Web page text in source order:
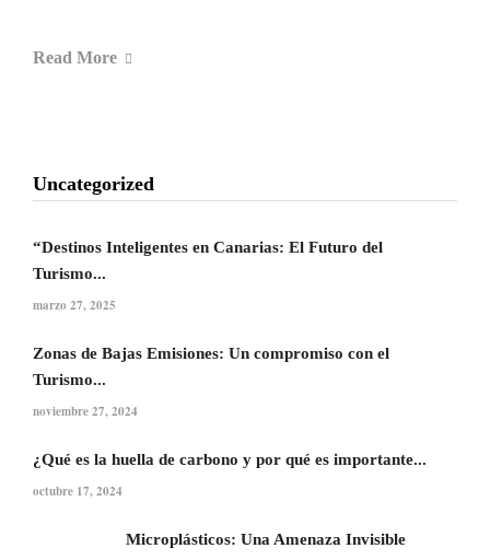
Read More
Uncategorized
“Destinos Inteligentes en Canarias: El Futuro del
Turismo...
marzo 27, 2025
Zonas de Bajas Emisiones: Un compromiso con el
Turismo...
noviembre 27, 2024
¿Qué es la huella de carbono y por qué es importante...
octubre 17, 2024
Microplásticos: Una Amenaza Invisible